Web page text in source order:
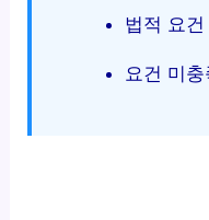
법적 요
요건 미